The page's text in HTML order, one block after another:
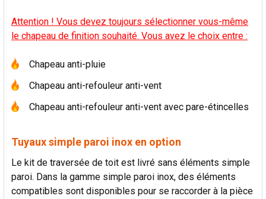
Attention ! Vous devez toujours sélectionner vous-même
le chapeau de finition souhaité. Vous avez le choix entre :
Chapeau anti-pluie
Chapeau anti-refouleur anti-vent
Chapeau anti-refouleur anti-vent avec pare-étincelles
Tuyaux simple paroi inox en option
Le kit de traversée de toit est livré sans éléments simple
paroi. Dans la gamme simple paroi inox, des éléments
compatibles sont disponibles pour se raccorder à la pièce